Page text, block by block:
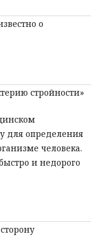
о
стройности»
для определения
человека.
и недорого